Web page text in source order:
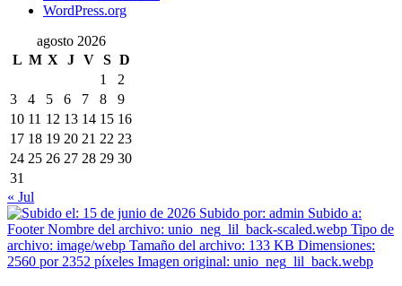
WordPress.org
agosto 2026
L M X J V S D
1
2
3
4 5 6 7 8
9
10 11 12 13 14 15 16
17 18 19 20 21 22 23
24 25 26 27 28 29 30
31
« Jul